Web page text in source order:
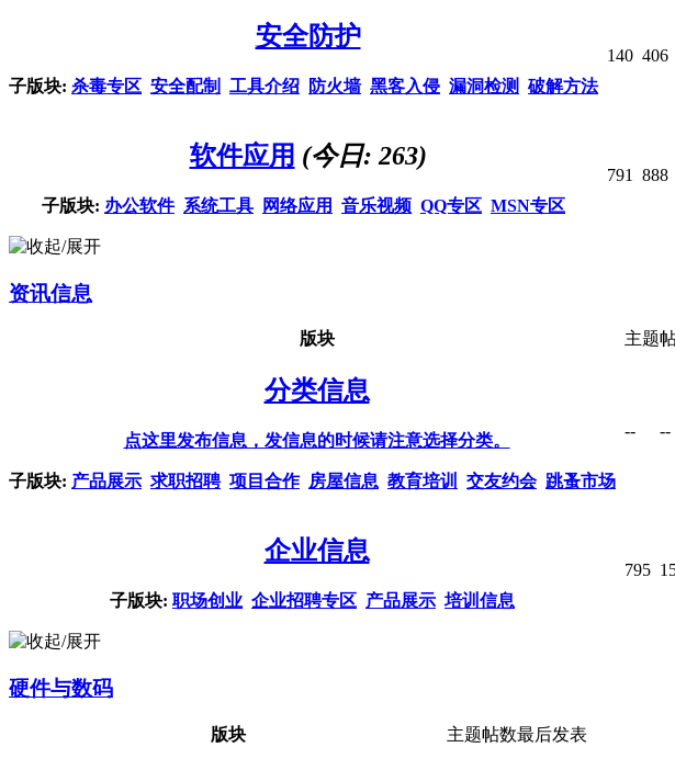
安全防护
子版块: 杀毒专区 安全配制 工具介绍 防火墙 黑客入侵 漏洞检测 破解方法
140 406
软件应用 (今日: 263)
子版块: 办公软件 系统工具 网络应用 音乐视频 QQ专区 MSN专区
791 888
资讯信息
版块 主题
分类信息
点这里发布信息，发信息的时候请注意选择分类。
子版块: 产品展示 求职招聘 项目合作 房屋信息 教育培训 交友约会 跳蚤市场
-- --
企业信息
子版块: 职场创业 企业招聘专区 产品展示 培训信息
795
硬件与数码
版块 主题帖数最后发表